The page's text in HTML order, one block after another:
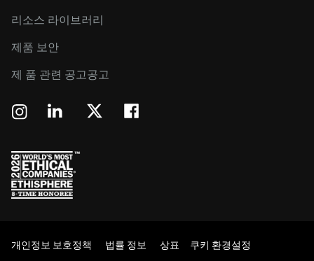
리소스 라이브러리
제품 보안
제 품 관련 공고공고
개인정보 보호정책 법률 정보 상표 쿠키 환경설정